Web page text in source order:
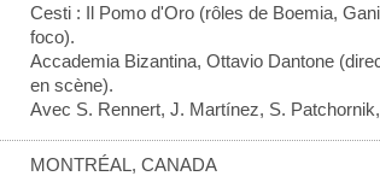
Cesti : Il Pomo d'Oro (rôles de Boemia,
foco).
Accademia Bizantina, Ottavio Dantone
en scène).
Avec S. Rennert, J. Martínez, S.
MONTRÉAL, CANADA